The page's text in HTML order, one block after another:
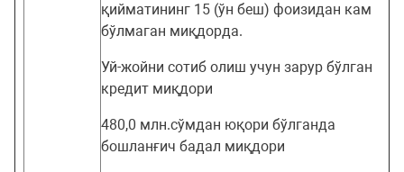
қийматининг 15 (ўн беш) фоизидан кам
бўлмаган миқдорда.
Уй-жойни сотиб олиш учун зарур бўлган
кредит миқдори
480,0 млн.сўмдан юқори бўлганда
бошланғич бадал миқдори